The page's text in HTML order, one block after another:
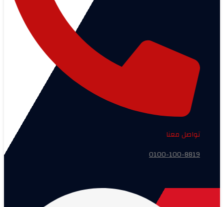
تواصل معنا
0100-100-8819